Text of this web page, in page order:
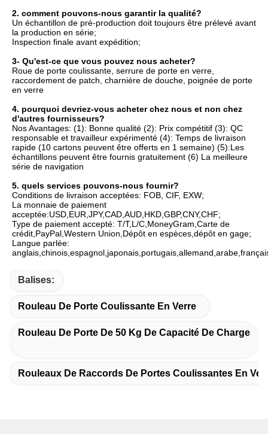
2. comment pouvons-nous garantir la qualité?
Un échantillon de pré-production doit toujours être prélevé avant
la production en série;
Inspection finale avant expédition;
3- Qu'est-ce que vous pouvez nous acheter?
Roue de porte coulissante, serrure de porte en verre,
raccordement de patch, charnière de douche, poignée de porte
en verre
4. pourquoi devriez-vous acheter chez nous et non chez
d'autres fournisseurs?
Nos Avantages: (1): Bonne qualité (2): Prix compétitif (3): QC
responsable et travailleur expérimenté (4): Temps de livraison
rapide (10 cartons peuvent être offerts en 1 semaine) (5):Les
échantillons peuvent être fournis gratuitement (6) La meilleure
série de navigation
5. quels services pouvons-nous fournir?
Conditions de livraison acceptées: FOB, CIF, EXW;
La monnaie de paiement
acceptée:USD,EUR,JPY,CAD,AUD,HKD,GBP,CNY,CHF;
Type de paiement accepté: T/T,L/C,MoneyGram,Carte de
crédit,PayPal,Western Union,Dépôt en espèces,dépôt en gage;
Langue parlée:
Balises:
Rouleau De Porte Coulissante En Verre
Rouleau De Porte De 50 Kg De Capacité De Charge
Rouleaux De Raccords De Portes Coulissantes En